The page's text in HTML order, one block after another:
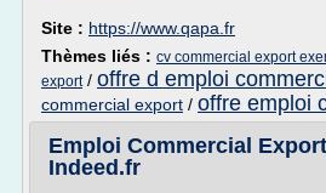
Site : https://www.qapa.fr
Thèmes liés : cv commercial export
export/ offre d emploi
commercial export / offre emploi
Emploi Commercial Export
Indeed.fr